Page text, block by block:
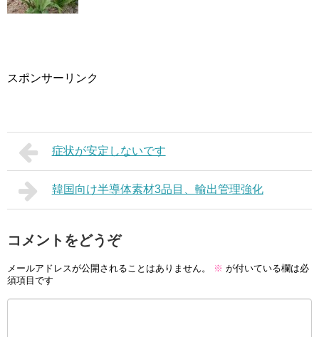
スポンサーリンク
症状が安定しないです
韓国向け半導体素材3品目、輸出管理強化
コメントをどうぞ
メールアドレスが公開されることはありません。 ※ が付いている欄は必
須項目です